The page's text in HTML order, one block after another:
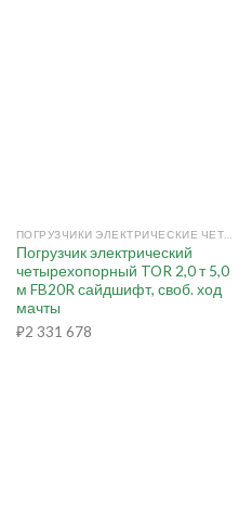
Погрузчик электрический
четырехопорный TOR 2,0 т 5,0
м FB20R сайдшифт, своб. ход
мачты
₽2 331 678